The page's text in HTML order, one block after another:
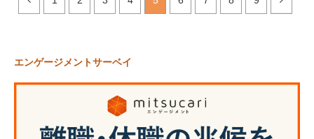
エンゲージメントサーベイ